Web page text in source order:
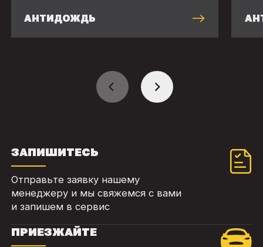
АНТИДОЖДЬ
ЗАПИШИТЕСЬ
Отправьте заявку нашему
менеджеру и мы свяжемся с вами
и запишем в сервис
ПРИЕЗЖАЙТЕ